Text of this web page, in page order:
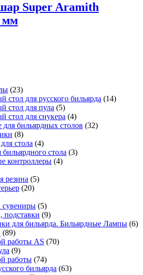
Super Aramith
мм
(23)
стол для русского бильярда (14)
стол для пула (5)
стол для снукера (4)
бильярдных столов (32)
(8)
стола (4)
стола (3)
контроллеры (4)
резина (5)
(20)
сувениры (5)
(9)
для бильярда. Бильярдные Лампы (6)
(89)
работы AS (70)
(9)
работы (74)
бильярда (63)